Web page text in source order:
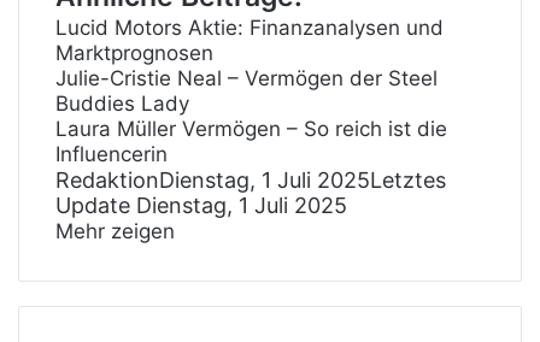
Lucid Motors Aktie: Finanzanalysen und
Marktprognosen
Julie-Cristie Neal – Vermögen der Steel
Buddies Lady
Laura Müller Vermögen – So reich ist die
Influencerin
RedaktionDienstag, 1 Juli 2025Letztes
Update Dienstag, 1 Juli 2025
Mehr zeigen